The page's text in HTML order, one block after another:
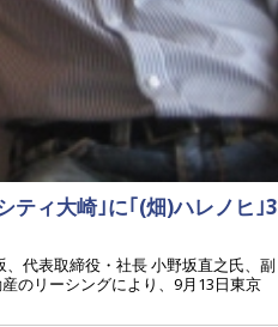
ティ大崎｣に｢(畑)ハレノヒ｣3
代表取締役・社長 小野坂直之氏、副
のリーシングにより、9月13日東京